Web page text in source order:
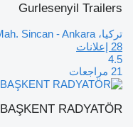
Gurlesenyil Trailers
تركيا، Mah. Sincan - Ankara
28 إعلانات
4.5
21 مراجعات
BAŞKENT RADYATÖR